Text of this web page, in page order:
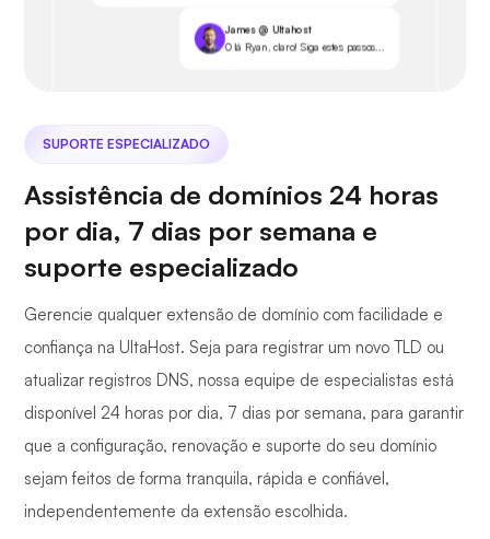
James @ Ultahost
Olá Ryan, claro! Siga estes passos...
SUPORTE ESPECIALIZADO
Assistência de domínios 24 horas
por dia, 7 dias por semana e
suporte especializado
Gerencie qualquer extensão de domínio com facilidade e
confiança na UltaHost. Seja para registrar um novo TLD ou
atualizar registros DNS, nossa equipe de especialistas está
disponível 24 horas por dia, 7 dias por semana, para garantir
que a configuração, renovação e suporte do seu domínio
sejam feitos de forma tranquila, rápida e confiável,
independentemente da extensão escolhida.